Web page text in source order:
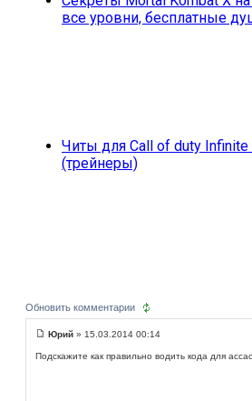
все уровни, бесплатные
Читы для Call of duty Infinite
(трейнеры)
Обновить комментарии
Юрий » 15.03.2014 00:14
Подскажите как правильно водить кода для